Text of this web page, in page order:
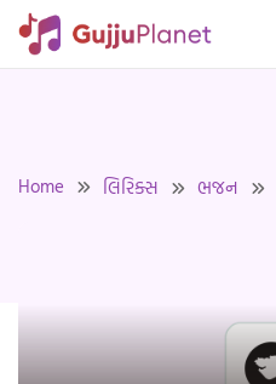
Skip
Home લિરિક્સ ભજન